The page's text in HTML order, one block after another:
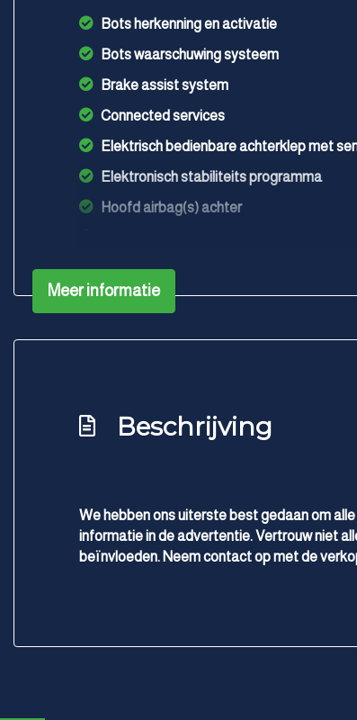
Bots herkenning en activatie
Bots waarschuwing systeem
Brake assist system
Connected services
Elektrisch bedienbare achterklep met
Elektronisch stabiliteits programma
Hoofd airbag(s) achter
Keyless start
Knie airbag(s)
Passagiersairbag
Uitwijk assistent
Variabele stuuroverbrenging
Meer informatie
Beschrijving
We hebben ons uiterste best gedaan om
informatie in de advertentie. Vertrouw niet
beïnvloeden. Neem contact op met de